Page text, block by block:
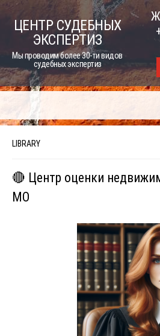
Skip
ЦЕНТР СУДЕБНЫХ
ЭКСПЕРТИЗ
Мы проводим более 30-ти видов
судебных экспертиз
LIBRARY
🔴 Центр оценки
МО